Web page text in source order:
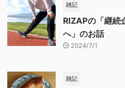
雑記
RIZAPの「継続
へ」のお話
2024/7/1
雑記